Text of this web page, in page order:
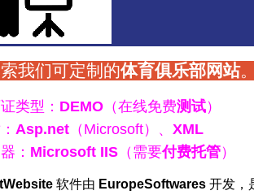
我们可定制的体育俱乐部网站
类型： DEMO （在线免费测试）
Asp.net （Microsoft）、 XML
： Microsoft IIS （需要付费托管）
软件由 EuropeSoftwares 开发，